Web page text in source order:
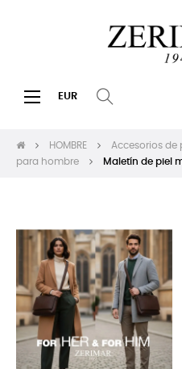
Navegación
☰ EUR
HOMBRE Accesorios de
para hombre
Maletín de piel